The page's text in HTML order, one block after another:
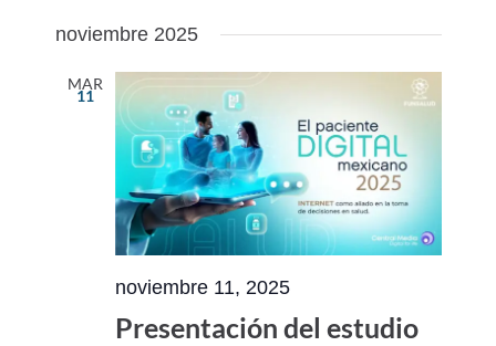
noviembre 2025
MAR
11
noviembre 11, 2025
Presentación del estudio